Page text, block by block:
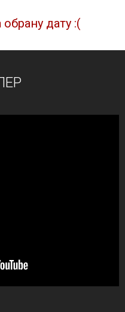
дату :(